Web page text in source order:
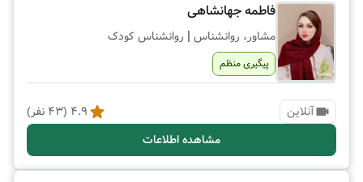
فاطمه جهانشاهی
مشاور، روانشناس | روانشناس کودک
پیگیری منظم
آنلاین 4.9
(
43 نفر)
مشاهده اطلاعات